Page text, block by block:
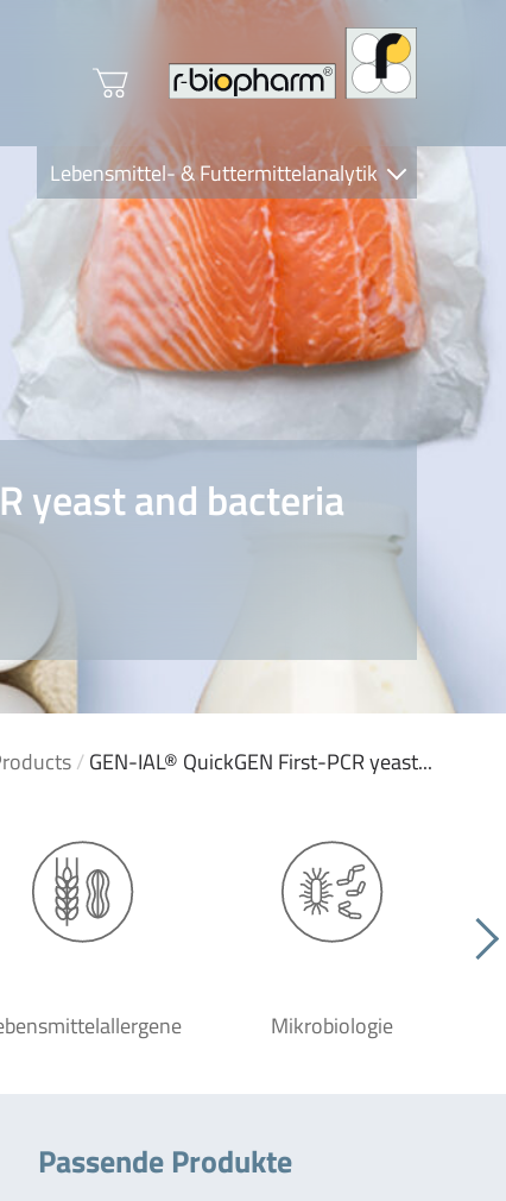
Lebensmittel- & Futtermittelanalytik
Clinical Diagnostics
R-Biopharm AG
Nutrition Care
yeast and bacteria
/GEN-IAL® QuickGEN First-PCR yeast...
Mikrobiologie
Passende Produkte